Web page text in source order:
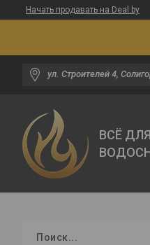
Начать продавать на Deal.by
ул. Строителей 4,
ВСЁ